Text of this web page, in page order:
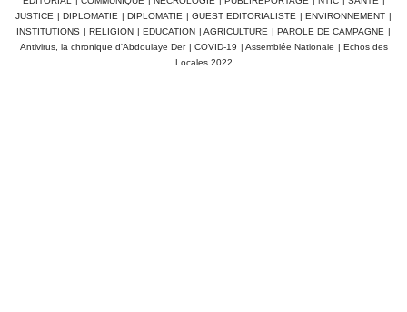
JUSTICE | DIPLOMATIE | DIPLOMATIE | GUEST EDITORIALISTE | ENVIRONNEMENT |
INSTITUTIONS | RELIGION | EDUCATION | AGRICULTURE | PAROLE DE CAMPAGNE |
Antivirus, la chronique d'Abdoulaye Der | COVID-19 | Assemblée Nationale | Echos des
Locales 2022